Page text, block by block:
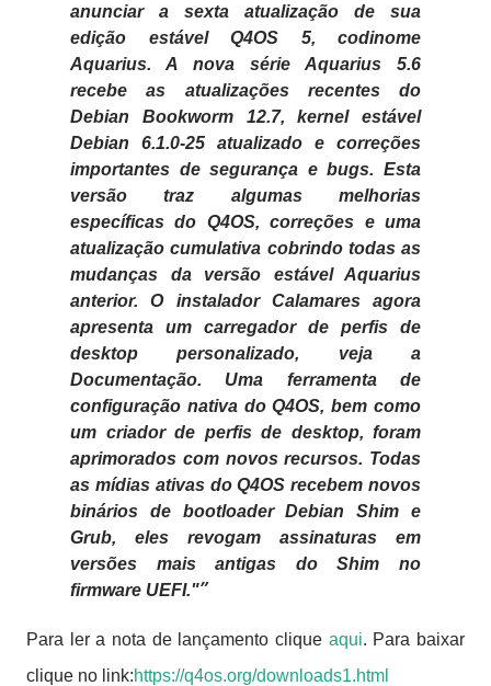
anunciar a sexta atualização de sua
edição estável Q4OS 5, codinome
Aquarius. A nova série Aquarius 5.6
recebe as atualizações recentes do
Debian Bookworm 12.7, kernel estável
Debian 6.1.0-25 atualizado e correções
importantes de segurança e bugs. Esta
versão traz algumas melhorias
específicas do Q4OS, correções e uma
atualização cumulativa cobrindo todas as
mudanças da versão estável Aquarius
anterior. O instalador Calamares agora
apresenta um carregador de perfis de
desktop personalizado, veja a
Documentação. Uma ferramenta de
configuração nativa do Q4OS, bem como
um criador de perfis de desktop, foram
aprimorados com novos recursos. Todas
as mídias ativas do Q4OS recebem novos
binários de bootloader Debian Shim e
Grub, eles revogam assinaturas em
versões mais antigas do Shim no
firmware UEFI."
Para ler a nota de lançamento clique aqui. Para baixar
clique no link:https://q4os.org/downloads1.html